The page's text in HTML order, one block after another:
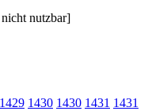
nutzbar]
1429 1430 1430 1431 1431